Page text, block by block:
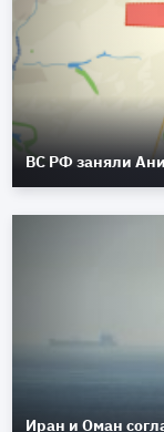
ВС РФ заняли
Иран и Оман